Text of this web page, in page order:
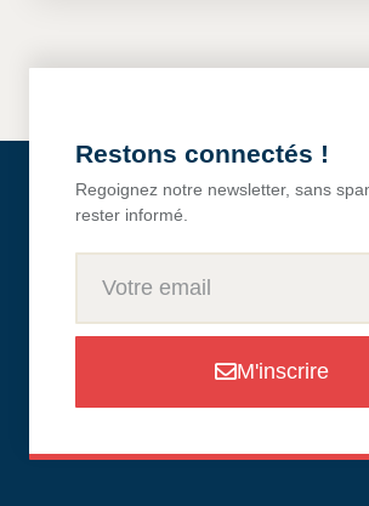
Restons connectés !
Regoignez notre newsletter, sans
rester informé.
M'inscrire